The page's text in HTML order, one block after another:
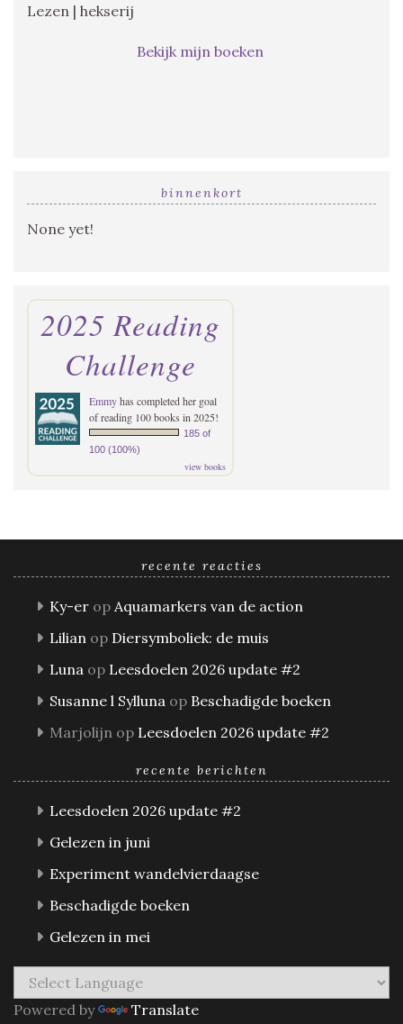
Lezen | hekserij
Bekijk mijn boeken
binnenkort
None yet!
2025 Reading
Challenge
Emmyhas completed her goal
of reading 100 books in 2025!
185 of
100 (100%)
view books
recente reacties
Ky-er op Aquamarkers van de action
Lilian op Diersymboliek: de muis
Luna op Leesdoelen 2026 update #2
Susanne l Sylluna op Beschadigde boeken
Marjolijn op Leesdoelen 2026 update #2
recente berichten
Leesdoelen 2026 update #2
Gelezen in juni
Experiment wandelvierdaagse
Beschadigde boeken
Gelezen in mei
Powered by Translate